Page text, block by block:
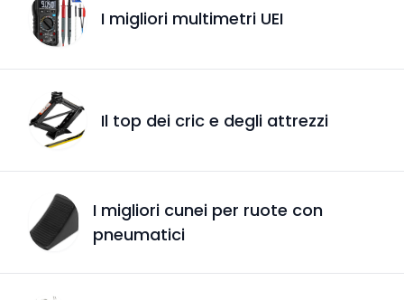
I migliori multimetri UEI
Il top dei cric e degli attrezzi
I migliori cunei per ruote con
pneumatici